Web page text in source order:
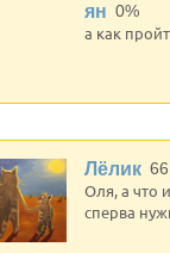
ян 0%
а как
Лёлик
Оля, а что
сперва